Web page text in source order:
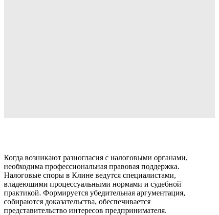
Когда возникают разногласия с налоговыми органами,
необходима профессиональная правовая поддержка.
Налоговые споры в Клине ведутся специалистами,
владеющими процессуальными нормами и судебной
практикой. Формируется убедительная аргументация,
собираются доказательства, обеспечивается
представительство интересов предпринимателя.